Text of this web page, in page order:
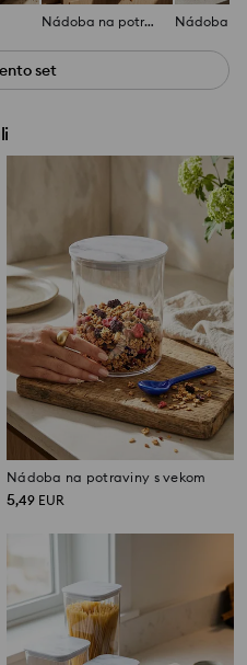
Nádoba na potraviny s vekom
set
Nádoba na potraviny s vekom
5,49 EUR